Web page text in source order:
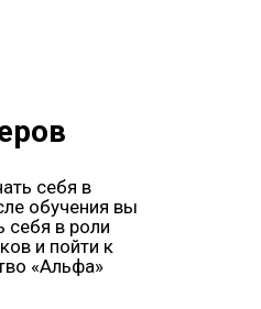
себя в
обучения вы
себя в роли
и пойти к
«Альфа»